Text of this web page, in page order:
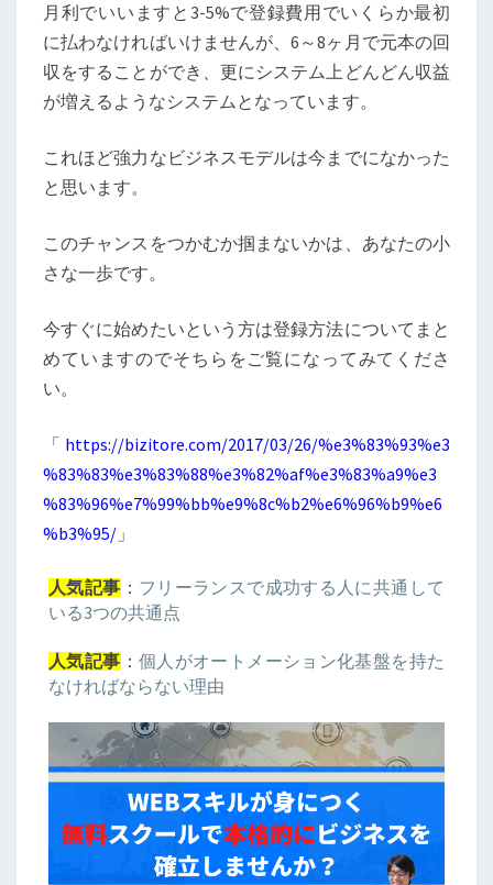
月利でいいますと3-5%で登録費用でいくらか最初
に払わなければいけませんが、6～8ヶ月で元本の回
収をすることができ、更にシステム上どんどん収益
が増えるようなシステムとなっています。
これほど強力なビジネスモデルは今までになかった
と思います。
このチャンスをつかむか掴まないかは、あなたの小
さな一歩です。
今すぐに始めたいという方は登録方法についてまと
めていますのでそちらをご覧になってみてくださ
い。
「 https://bizitore.com/2017/03/26/%e3%83%93%e3
%83%83%e3%83%88%e3%82%af%e3%83%a9%e3
%83%96%e7%99%bb%e9%8c%b2%e6%96%b9%e6
%b3%95/ 」
人気記事 ： フリーランスで成功する人に共通して
いる3つの共通点
人気記事 ： 個人がオートメーション化基盤を持た
なければならない理由